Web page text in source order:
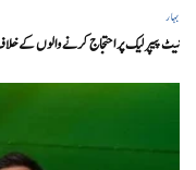
بہار
نیٹ پیپر لیک پر احتجاج کرنے والوں کے